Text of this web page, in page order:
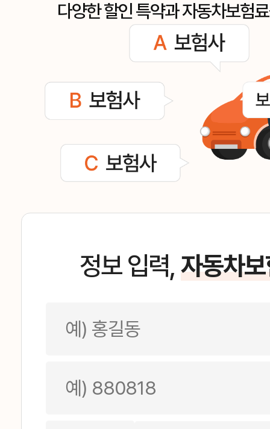
다양한 할인 특약과 자동차보험
정보 입력, 자동차